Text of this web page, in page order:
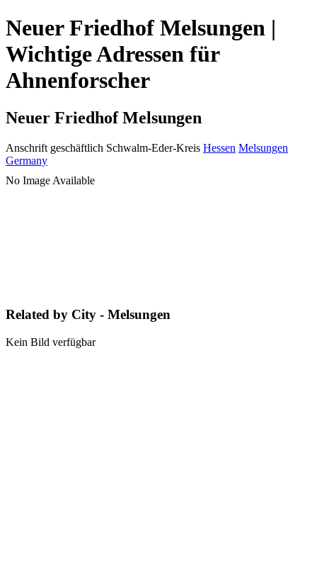
Neuer Friedhof Melsungen |
Wichtige Adressen für
Ahnenforscher
Neuer Friedhof Melsungen
Anschrift geschäftlich Schwalm-Eder-Kreis Hessen Melsungen
Germany
No Image Available
Related by City - Melsungen
Kein Bild verfügbar